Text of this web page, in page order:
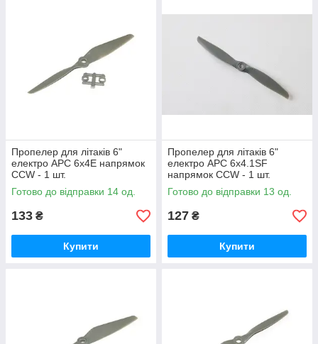
Пропелер для літаків 6"
електро APC 6x4E напрямок
CCW - 1 шт.
Готово до відправки 14 од.
133 ₴
Купити
Пропелер для літаків 6"
електро APC 6x4.1SF
напрямок CCW - 1 шт.
Готово до відправки 13 од.
127 ₴
Купити